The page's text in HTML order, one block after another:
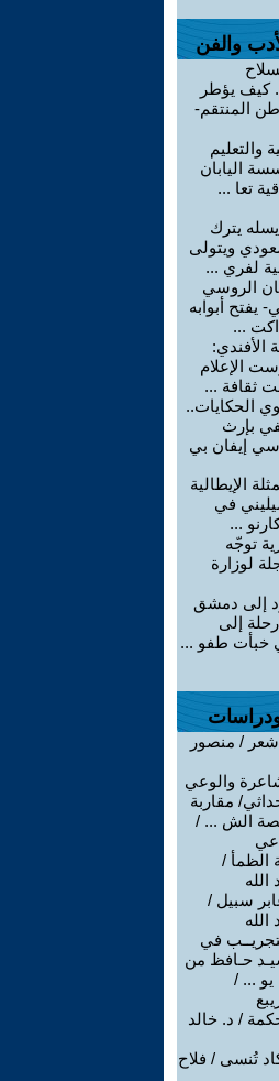
والفن
كيف يؤطر
المنتقم-
والتعليم
اليابان
تعا ...
يترك
ويتولى
لفري ...
الروسي
يفتح أبوابه
اكت ...
الأفندي:
الإعلام
ثقافة ...
الحكايات..
بإرث
إيفان بي
الإيطالية
في
...
توجّه
لوزارة
إلى دمشق
إلى
خبأت طفو ...
ديوان 24 شعر / منصور
والوعي
مقاربة
الش ... /
الظمأ /
سبيل /
في
حـافظ من
يو ... /
/ د. خالد
تُنسى / فلاح